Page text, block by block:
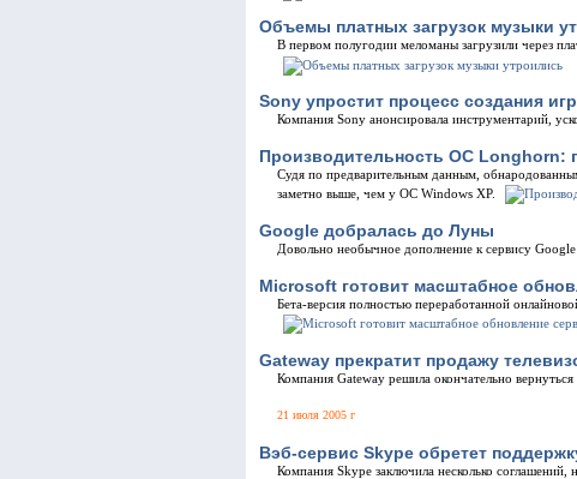
Объемы платных загрузок музыки
В первом полугодии меломаны загрузили через
Sony упростит процесс создания
Компания Sony анонсировала инструментарий,
Производительность ОС Longhorn:
Судя по предварительным данным,
заметно выше, чем у ОС Windows XP.
Google добралась до Луны
Довольно необычное дополнение к сервису
Microsoft готовит масштабное
Бета-версия полностью переработанной
Gateway прекратит продажу
Компания Gateway решила окончательно
21 июля 2005 г
Вэб-сервис Skype обретет
Компания Skype заключила несколько